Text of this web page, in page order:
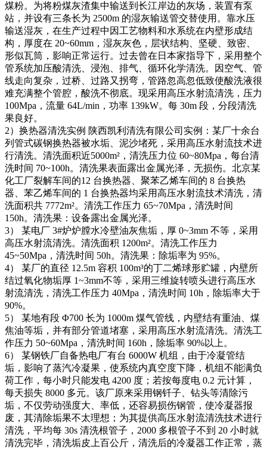
煤粉。为将粉煤灰渣集中输送到长江岸边的灰场，装置有泵
站，并设有三条长为 2500m 的湿灰输送管交替使用。靠水压
输送湿灰，在生产过程中因工艺物料和水系统在内壁形成结
构，厚度在 20~60mm，湿灰灰色，层状结构、坚硬、致密、
形似瓦筒，影响正常运行。过去曾在日本家指导下，采用整个
管系统加压酸清洗、浸泡、排气、循环化学清洗。因空气、管
线走向复杂，过桥、过路又拐弯，管路忽高忽低致使酸洗液很
难充满整个管腔，酸洗不彻底。现采用高压水射流清洗，压力
100Mpa，流量 64L/min，功率 139kW。每 30m 段，分段清洗
果良好。
2）换热器清洗实例 陕西凯利清洗有限公司实例：某厂十余台
列管式碳钢换热器被水垢、泥沙堵死，采用高压水射流技术进
行清洗。清洗面积近5000m²，清洗压力位 60~80Mpa，每台清
洗时间 70~100h。清洗果表面露出金属光泽，无损伤。北京某
化工厂裂解车间的12 台换热器、聚苯乙烯车间的 8 台换热
器、苯乙烯车间的 1 台换热器均采用高压水射流技术清洗，清
洗面积共 7772m²。清洗工作压力 65~70Mpa，清洗时间
150h。清洗果：设备露出金属光泽。
3） 某电厂 3#炉炉膛水冷壁油灰焦垢，厚 0~3mm 不等，采用
高压水射流清洗。清洗面积 1200m²。清洗工作压力
45~50Mpa，清洗时间 50h。清洗果：除垢率为 95%。
4） 某厂的直径 12.5m 容积 100m³的丁二烯球形贮罐，内壁所
结过氧化物垢厚 1~3mm不等，采用三维旋转喷头进行高压水
射流清洗，清洗工作压力 40Mpa，清洗时间 10h，除垢率大于
90%。
5） 某地有段 Φ700 长为 1000m 煤气管线，内壁结有重油、煤
焦油等垢，并有部分管道堵塞，采用高压水射流清洗。清洗工
作压力 50~60Mpa，清洗时间 160h，除垢率 90%以上。
6） 某钢铁厂自备热电厂有台 6000W 机组，由于冷凝管结
垢，影响了蒸汽冷凝果，使系统内真空度下降，机组不能满负
荷工作，每小时只能发电 4200 度；若按每度电 0.2 元计算，
每天损失 8000 多元。该厂原来采用钢钎子、钻头等清除污
垢，不仅劳动强度大、率低，还容易损伤钢管，使冷凝器报
废，其清除垢果不太理想；为其提供高压水射流清洗技术进行
清洗，平均每 30s 清洗根管子，2000 多根管子不到 20 小时就
清洗完毕，清洗垢皮上百公斤，清洗后的冷凝器工作正常，蒸